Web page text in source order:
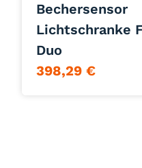
Bechersensor
Lichtschranke
Duo
398,29 €